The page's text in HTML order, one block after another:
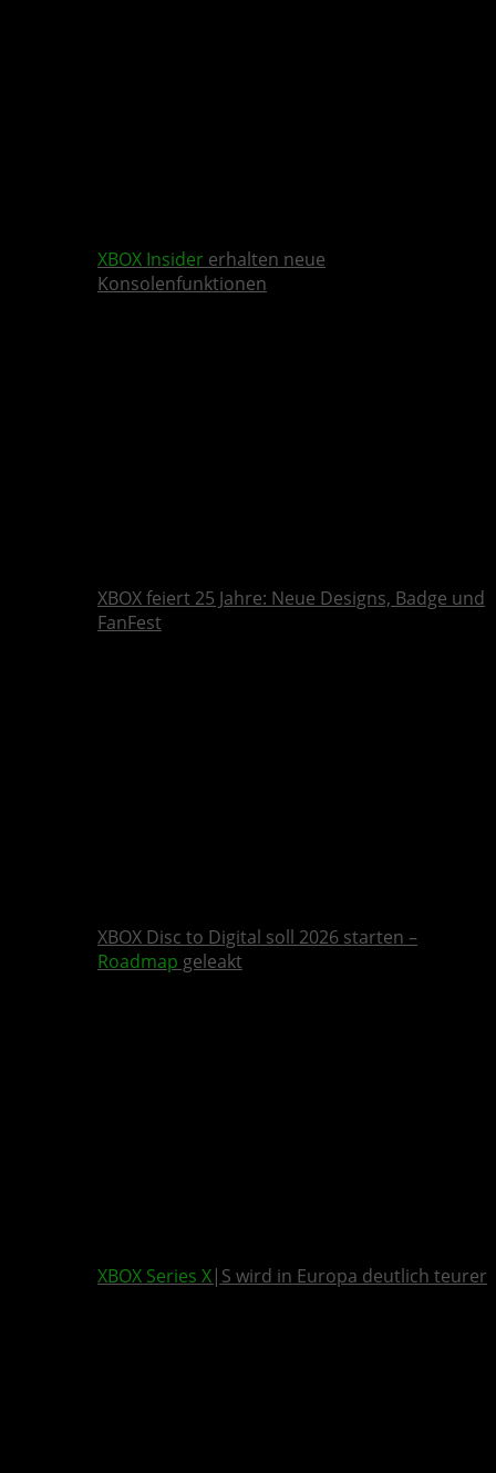
XBOX Insider erhalten neue
Konsolenfunktionen
XBOX feiert 25 Jahre: Neue Designs, Badge und
FanFest
XBOX Disc to Digital soll 2026 starten –
Roadmap geleakt
XBOX Series X|S wird in Europa deutlich teurer